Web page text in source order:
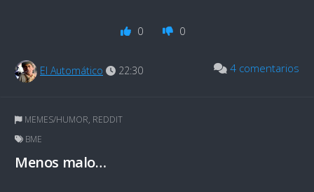
0 0
El Automático 22:30 4 comentarios
MEMES/HUMOR, REDDIT
BME
Menos malo…